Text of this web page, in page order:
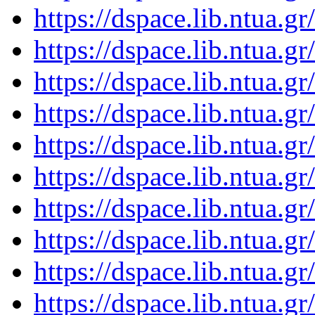
https://
https://
https://
https://
https://
https://
https://
https://
https://
https://